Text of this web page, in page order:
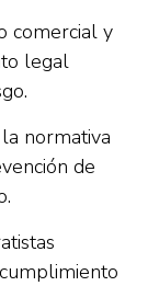
comercial y
legal
normativa
de